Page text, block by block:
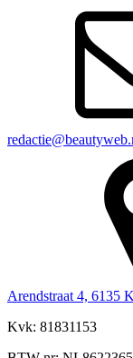
Arendstraat 4, 6135
Kvk: 81831153